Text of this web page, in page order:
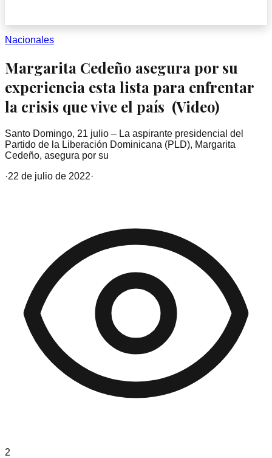
Nacionales
Margarita Cedeño asegura por su
experiencia esta lista para enfrentar
la crisis que vive el país (Video)
Santo Domingo, 21 julio – La aspirante presidencial del
Partido de la Liberación Dominicana (PLD), Margarita
Cedeño, asegura por su
·22 de julio de 2022·
2